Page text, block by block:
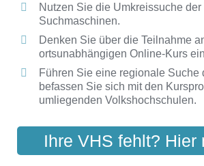
Nutzen Sie die Umkreissuche
Suchmaschinen.
Denken Sie über die Teilnahme
ortsunabhängigen Online-Kurs
Führen Sie eine regionale Suche
befassen Sie sich mit den
umliegenden Volkshochschulen.
Ihre VHS fehlt? Hier